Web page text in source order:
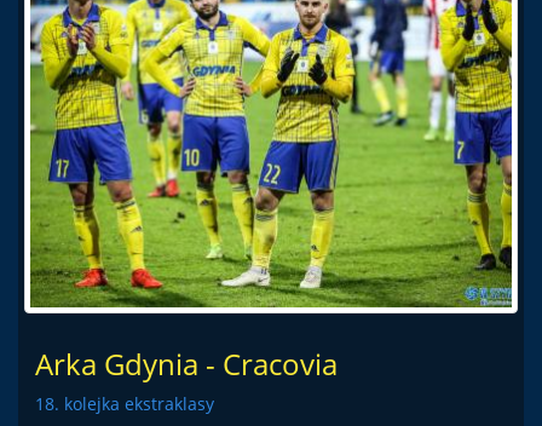
Arka Gdynia - Cracovia
18. kolejka ekstraklasy